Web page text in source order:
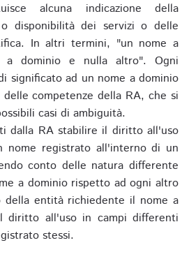
alcuna indicazione della
disponibilità dei servizi o delle
In altri termini, "un nome a
dominio e nulla altro". Ogni
significato ad un nome a dominio
competenze della RA, che si
casi di ambiguità.
dalla RA stabilire il diritto all'uso
registrato all'interno di un
conto delle natura differente
a dominio rispetto ad ogni altro
della entità richiedente il nome a
diritto all'uso in campi differenti
stessi.